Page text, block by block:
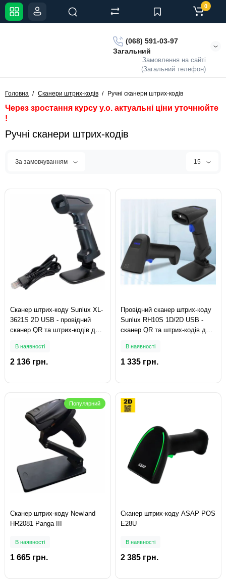
(068) 591-03-97
Загальний
Замовлення на сайті
(Загальний телефон)
0
Головна Сканери штрих-кодів Ручні сканери штрих-кодів
Через зростання курсу у.о. актуальні ціни уточнюйте
!
Ручні сканери штрих-кодів
За замовчуванням 15
Сканер штрих-коду Sunlux XL-
3621S 2D USB - провідний
сканер QR та штрих-кодів для
В наявності
2 136 грн.
Провідний сканер штрих-коду
Sunlux RH10S 1D/2D USB -
сканер QR та штрих-кодів для
В наявності
1 335 грн.
Популярний
Сканер штрих-коду Newland
HR2081 Panga III
В наявності
1 665 грн.
Сканер штрих-коду ASAP POS
E28U
В наявності
2 385 грн.